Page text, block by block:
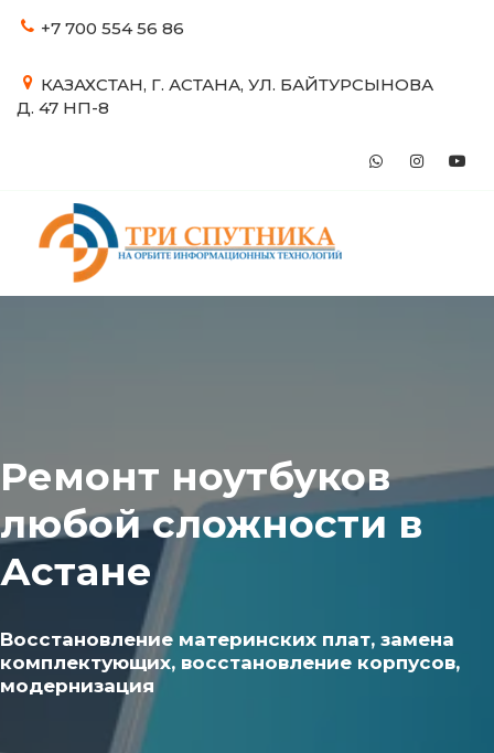
+7 700 554 56 86
КАЗАХСТАН, Г. АСТАНА, УЛ. БАЙТУРСЫНОВА
Д. 47 НП-8
Ремонт ноутбуков
любой сложности в
Астане
Восстановление материнских плат, замена
комплектующих, восстановление корпусов,
модернизация